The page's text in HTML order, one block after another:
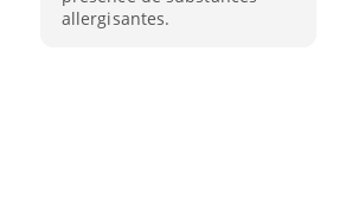
allergisantes.